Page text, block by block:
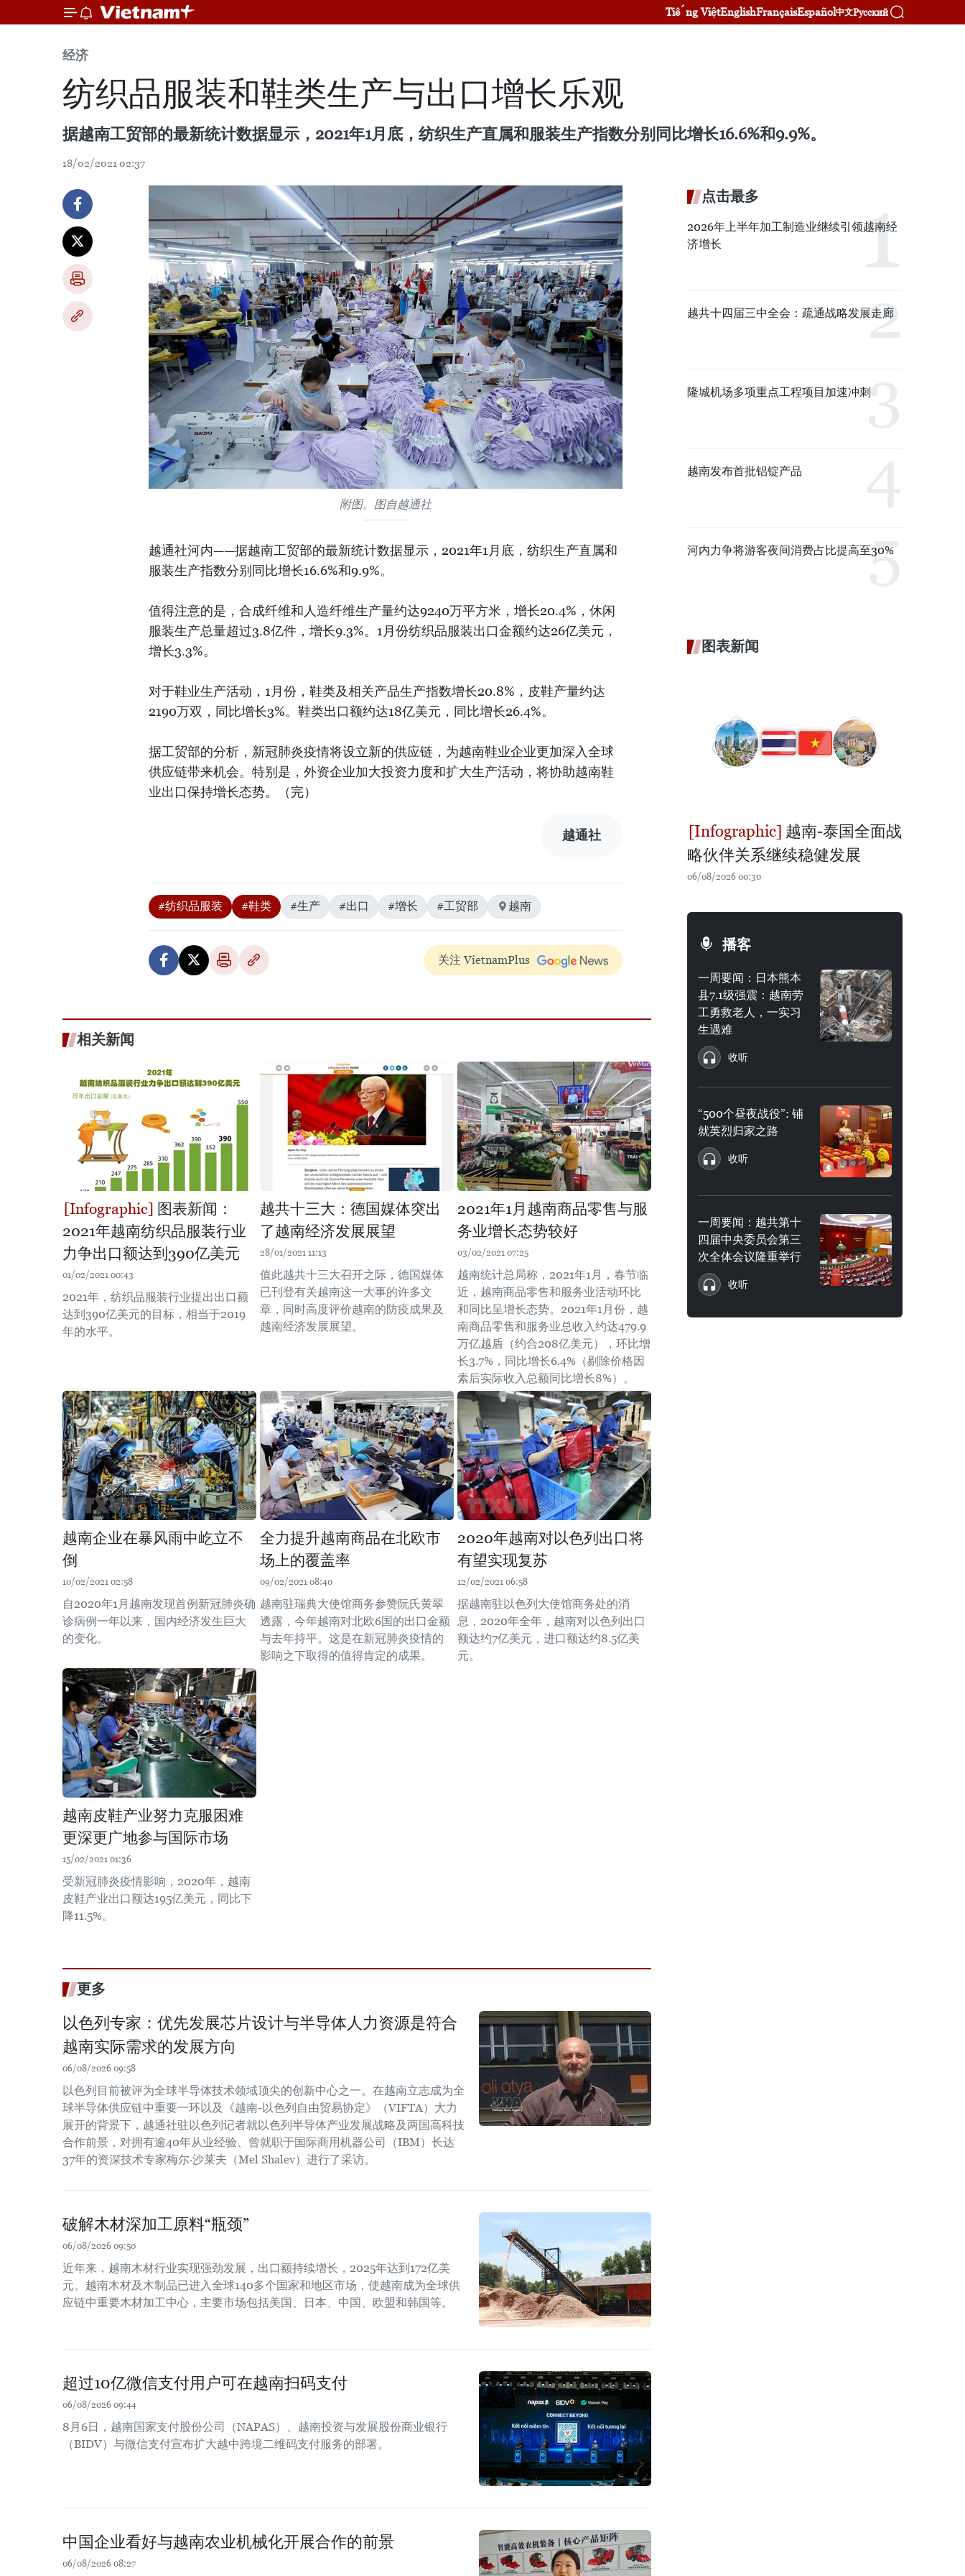
Tiếng ViệtEnglishFrançaisEspañol中文Русский
经济
纺织品服装和鞋类生产与出口增长乐观
据越南工贸部的最新统计数据显示，2021年1月底，纺织生产直属和服装生产指数分别同比增长16.6%和9.9%。
18/02/2021 02:37
附图。图自越通社
越通社河内——据越南工贸部的最新统计数据显示，2021年1月底，纺织生产直属和
服装生产指数分别同比增长16.6%和9.9%。
值得注意的是，合成纤维和人造纤维生产量约达9240万平方米，增长20.4%，休闲
服装生产总量超过3.8亿件，增长9.3%。1月份纺织品服装出口金额约达26亿美元，
增长3.3%。
对于鞋业生产活动，1月份，鞋类及相关产品生产指数增长20.8%，皮鞋产量约达
2190万双，同比增长3%。鞋类出口额约达18亿美元，同比增长26.4%。
据工贸部的分析，新冠肺炎疫情将设立新的供应链，为越南鞋业企业更加深入全球
供应链带来机会。特别是，外资企业加大投资力度和扩大生产活动，将协助越南鞋
业出口保持增长态势。（完）
越通社
#纺织品服装 #鞋类 #生产 #出口 #增长 #工贸部 越南
关注 VietnamPlus
相关新闻
图表新闻：
2021年越南纺织品服装行业
力争出口额达到390亿美元
01/02/2021 00:43
2021年，纺织品服装行业提出出口额
达到390亿美元的目标，相当于2019
年的水平。
越共十三大：德国媒体突出
了越南经济发展展望
28/01/2021 11:13
值此越共十三大召开之际，德国媒体
已刊登有关越南这一大事的许多文
章，同时高度评价越南的防疫成果及
越南经济发展展望。
2021年1月越南商品零售与服
务业增长态势较好
03/02/2021 07:25
越南统计总局称，2021年1月，春节临
近，越南商品零售和服务业活动环比
和同比呈增长态势。2021年1月份，越
南商品零售和服务业总收入约达479.9
万亿越盾（约合208亿美元），环比增
长3.7%，同比增长6.4%（剔除价格因
素后实际收入总额同比增长8%）。
越南企业在暴风雨中屹立不
倒
10/02/2021 02:58
自2020年1月越南发现首例新冠肺炎确
诊病例一年以来，国内经济发生巨大
的变化。
全力提升越南商品在北欧市
场上的覆盖率
09/02/2021 08:40
越南驻瑞典大使馆商务参赞阮氏黄翠
透露，今年越南对北欧6国的出口金额
与去年持平。这是在新冠肺炎疫情的
影响之下取得的值得肯定的成果。
2020年越南对以色列出口将
有望实现复苏
12/02/2021 06:58
据越南驻以色列大使馆商务处的消
息，2020年全年，越南对以色列出口
额达约7亿美元，进口额达约8.5亿美
元。
越南皮鞋产业努力克服困难
更深更广地参与国际市场
15/02/2021 01:36
受新冠肺炎疫情影响，2020年，越南
皮鞋产业出口额达195亿美元，同比下
降11.5%。
更多
以色列专家：优先发展芯片设计与半导体人力资源是符合
越南实际需求的发展方向
06/08/2026 09:58
以色列目前被评为全球半导体技术领域顶尖的创新中心之一。在越南立志成为全
球半导体供应链中重要一环以及《越南-以色列自由贸易协定》（VIFTA）大力
展开的背景下，越通社驻以色列记者就以色列半导体产业发展战略及两国高科技
合作前景，对拥有逾40年从业经验、曾就职于国际商用机器公司（IBM）长达
37年的资深技术专家梅尔·沙莱夫（Mel Shalev）进行了采访。
破解木材深加工原料“瓶颈”
06/08/2026 09:50
近年来，越南木材行业实现强劲发展，出口额持续增长，2025年达到172亿美
元。越南木材及木制品已进入全球140多个国家和地区市场，使越南成为全球供
应链中重要木材加工中心，主要市场包括美国、日本、中国、欧盟和韩国等。
超过10亿微信支付用户可在越南扫码支付
06/08/2026 09:44
8月6日，越南国家支付股份公司（NAPAS）、越南投资与发展股份商业银行
（BIDV）与微信支付宣布扩大越中跨境二维码支付服务的部署。
中国企业看好与越南农业机械化开展合作的前景
06/08/2026 08:27
点击最多
2026年上半年加工制造业继续引领越南经
济增长
越共十四届三中全会：疏通战略发展走廊
隆城机场多项重点工程项目加速冲刺
越南发布首批铝锭产品
河内力争将游客夜间消费占比提高至30%
图表新闻
越南-泰国全面战
略伙伴关系继续稳健发展
06/08/2026 00:30
播客
一周要闻：日本熊本
县7.1级强震：越南劳
工勇救老人，一实习
生遇难
收听
“500个昼夜战役”: 铺
就英烈归家之路
收听
一周要闻：越共第十
四届中央委员会第三
次全体会议隆重举行
收听